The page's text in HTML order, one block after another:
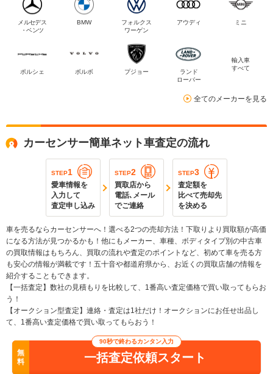
メルセデス
・ベンツ
BMW
フォルクス
ワーゲン
アウディ ミニ
ポルシェ ボルボ プジョー
ランド
ローバー
輸入車
すべて
全てのメーカーを見る
カーセンサー簡単ネット車査定の流れ
STEP1
愛車情報を
入力して
査定申し込み
STEP2
買取店から
電話､メール
でご連絡
STEP3
査定額を
比べて売却先
を決める
車を売るならカーセンサーへ！選べる2つの売却方法！下取りより買取額が高価
になる方法が見つかるかも！他にもメーカー、車種、ボディタイプ別の中古車
の買取情報はもちろん、買取の流れや査定のポイントなど、初めて車を売る方
も安心の情報が満載です！五十音や都道府県から、お近くの買取店舗の情報を
紹介することもできます。
【一括査定】数社の見積もりを比較して、1番高い査定価格で買い取ってもらお
う！
【オークション型査定】連絡・査定は1社だけ！オークションにお任せ出品し
て、1番高い査定価格で買い取ってもらおう！
無
料
90秒で終わるカンタン入力
一括査定依頼スタート